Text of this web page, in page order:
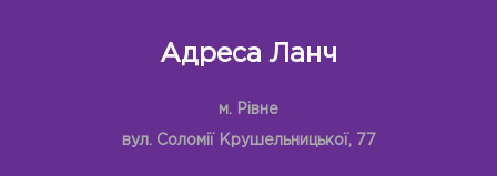
Адреса Ланч
м. Рівне
вул. Соломії Крушельницької, 77